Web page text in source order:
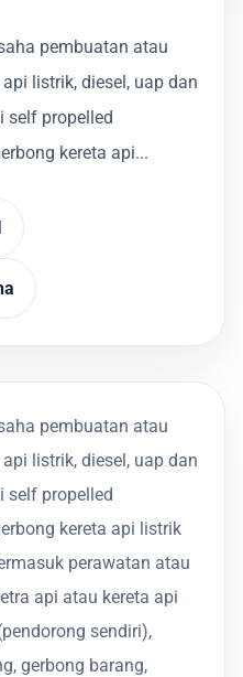
pembuatan atau
listrik, diesel, uap dan
self propelled
kereta api...
pembuatan atau
listrik, diesel, uap dan
self propelled
kereta api listrik
perawatan atau
api atau kereta api
sendiri),
gerbong barang,